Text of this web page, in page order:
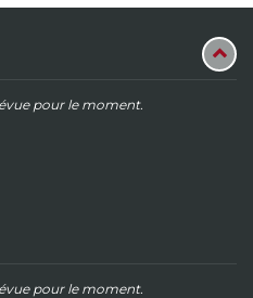
pour le moment.
pour le moment.